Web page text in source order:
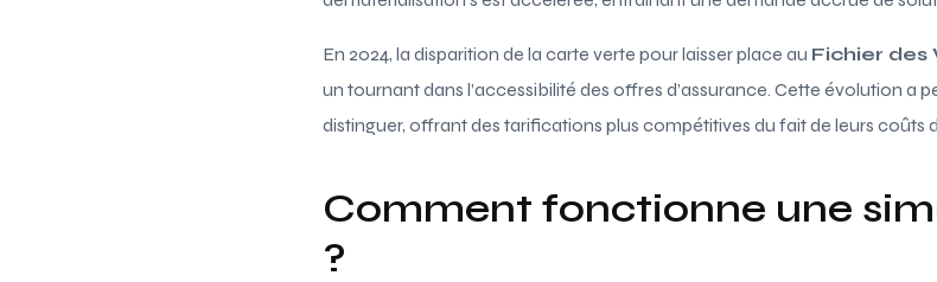
En 2024, la disparition de la carte verte pour laisser place au Fichier des
un tournant dans l’accessibilité des offres d’assurance. Cette évolution a
distinguer, offrant des tarifications plus compétitives du fait de leurs coûts
Comment fonctionne une
?